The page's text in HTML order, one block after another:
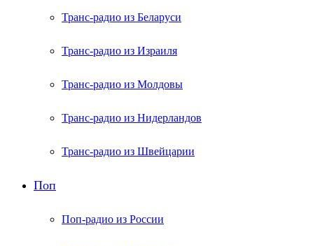
Транс-радио из Беларуси
Транс-радио из Израиля
Транс-радио из Молдовы
Транс-радио из Нидерландов
Транс-радио из Швейцарии
Поп
Поп-радио из России